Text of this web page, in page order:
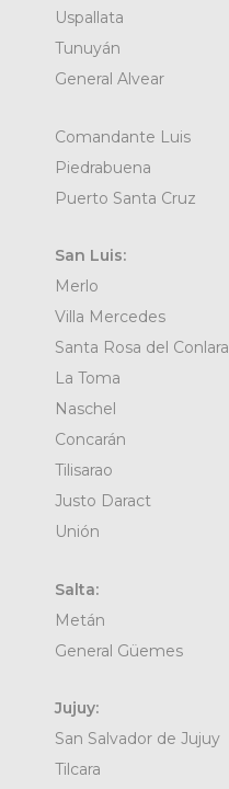
Uspallata
Tunuyán
General Alvear
Comandante Luis
Piedrabuena
Puerto Santa Cruz
San Luis:
Merlo
Villa Mercedes
Santa Rosa del Conlara
La Toma
Naschel
Concarán
Tilisarao
Justo Daract
Unión
Salta:
Metán
General Güemes
Jujuy:
San Salvador de Jujuy
Tilcara